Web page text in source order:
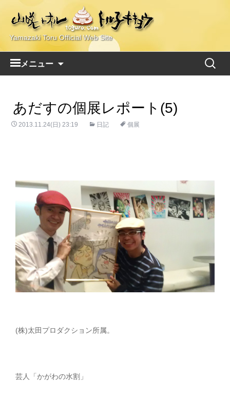
Yamazaki Toru Official Web Site
メニュー
ツ
検
あだすの個展レポート(5)
2013.11.24(日) 23:19 日記 個展
(株)太田プロダクション所属。
芸人「かがわの水割」